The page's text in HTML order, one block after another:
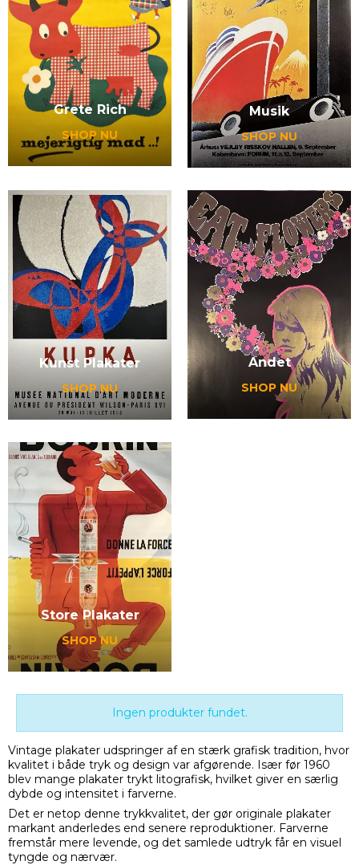
Grete Rich
SHOP NU
Musik
SHOP NU
Kunst Plakater
SHOP NU
Andet
SHOP NU
Store Plakater
SHOP NU
Ingen produkter fundet.
Vintage plakater udspringer af en stærk grafisk tradition, hvor
kvalitet i både tryk og design var afgørende. Især før 1960
blev mange plakater trykt litografisk, hvilket giver en særlig
dybde og intensitet i farverne.
Det er netop denne trykkvalitet, der gør originale plakater
markant anderledes end senere reproduktioner. Farverne
fremstår mere levende, og det samlede udtryk får en visuel
tyngde og nærvær.